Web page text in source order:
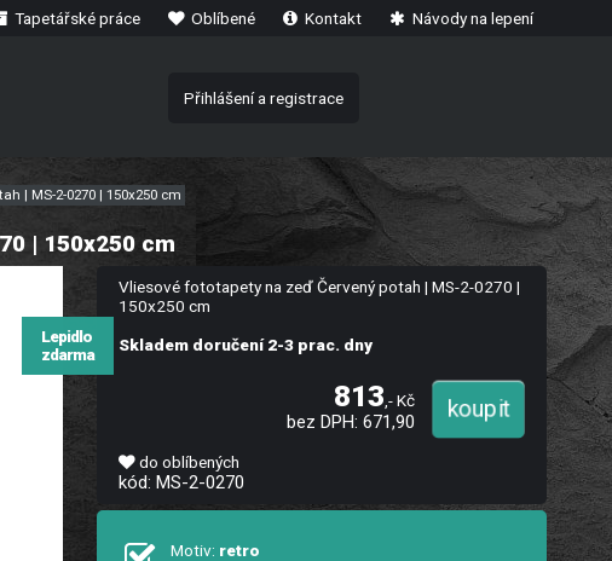
| 150x250 cm
Vliesové fototapety na zeď Červený potah | MS-2-0270 |
150x250 cm
Lepidlo
zdarma
Skladem doručení 2-3 prac. dny
813 ,- Kč
bez DPH: 671,90
do oblíbených
kód: MS-2-0270
Motiv: retro
Tapetářské práce Oblíbené Kontakt Návody na lepení
| MS-2-0270 | 150x250 cm
Přihlášení a registrace